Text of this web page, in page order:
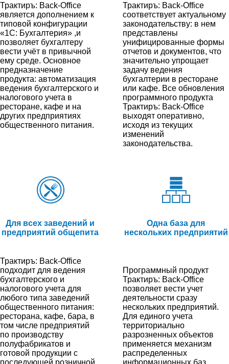
Трактиръ: Back-Office
является дополнением к
типовой конфигурации
«1С: Бухгалтерия» ,и
позволяет бухгалтеру
вести учёт в привычной
ему среде. Основное
предназначение
продукта: автоматизация
ведения бухгалтерского и
налогового учета в
ресторане, кафе и на
других предприятиях
общественного питания.
Трактиръ: Back-Office
соответствует актуальному
законодательству: в нем
представлены
унифицированные формы
отчетов и документов, что
значительно упрощает
задачу ведения
бухгалтерии в ресторане
или кафе. Все обновления
программного продукта
Трактиръ: Back-Office
выходят оперативно,
исходя из текущих
изменений
законодательства.
Для всех заведений и
предприятий общепита
Одна база для
нескольких предприятий
Трактиръ: Back-Office
подходит для ведения
бухгалтерского и
налогового учета для
любого типа заведений
общественного питания:
ресторана, кафе, бара, в
том числе предприятий
по производству
полуфабрикатов и
готовой продукции с
последующей розничной
Программный продукт
Трактиръ: Back-Office
позволяет вести учет
деятельности сразу
нескольких предприятий.
Для единого учета
территориально
разрозненных объектов
применяется механизм
распределенных
информационных баз.